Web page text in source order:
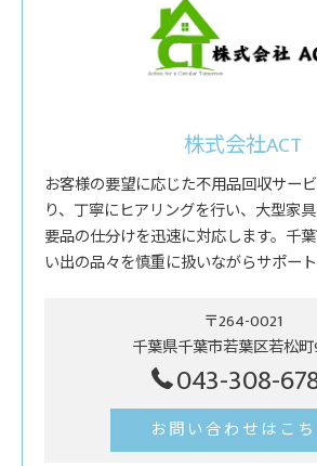
株式会社ACT
お客様の要望に応じた不用品回収サー
り、丁寧にヒアリングを行い、大型家
要品の仕分けを迅速に対応します。千
い出の品々を慎重に扱いながらサポート
〒264-0021
千葉県千葉市若葉区若松
043-308-
お問い合わせはこち